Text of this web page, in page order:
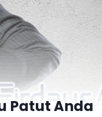
Patut Anda